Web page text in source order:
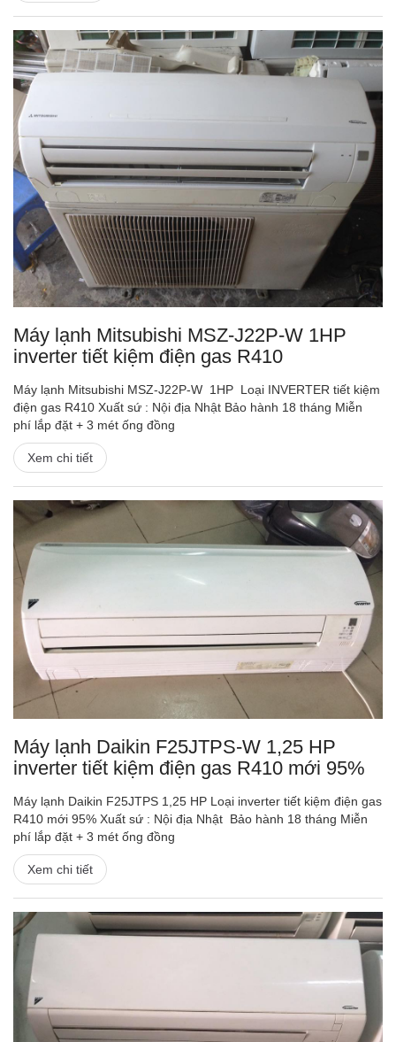
Máy lạnh Mitsubishi MSZ-J22P-W 1HP
inverter tiết kiệm điện gas R410
Máy lạnh Mitsubishi MSZ-J22P-W 1HP Loại INVERTER tiết kiệm
điện gas R410 Xuất sứ : Nội địa Nhật Bảo hành 18 tháng Miễn
phí lắp đặt + 3 mét ống đồng
Xem chi tiết
Máy lạnh Daikin F25JTPS-W 1,25 HP
inverter tiết kiệm điện gas R410 mới 95%
Máy lạnh Daikin F25JTPS 1,25 HP Loại inverter tiết kiệm điện gas
R410 mới 95% Xuất sứ : Nội địa Nhật Bảo hành 18 tháng Miễn
phí lắp đặt + 3 mét ống đồng
Xem chi tiết